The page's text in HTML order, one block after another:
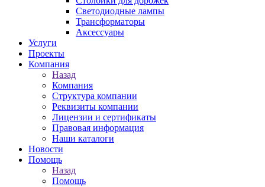
Светодиодные лампы
Трансформаторы
Аксессуары
Услуги
Проекты
Компания
Назад
Компания
Структура компании
Реквизиты компании
Лицензии и сертификаты
Правовая информация
Наши каталоги
Новости
Помощь
Назад
Помощь